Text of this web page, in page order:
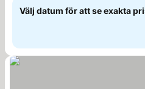
Välj datum för att se exakta